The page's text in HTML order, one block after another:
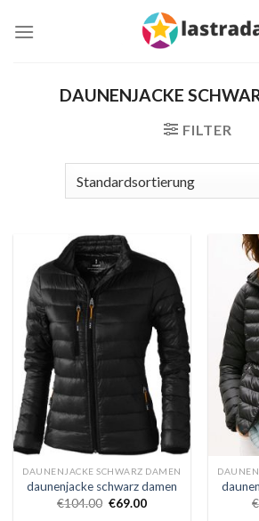
Inhalt
DAUNENJACKE
FILTER
DAUNENJACKE SCHWARZ DAMEN
daunenjacke schwarz damen
€104.00 €69.00
€